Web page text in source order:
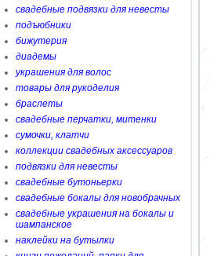
свадебные подвязки для невесты
подъюбники
бижутерия
диадемы
украшения для волос
товары для рукоделия
браслеты
свадебные перчатки, митенки
сумочки, клатчи
коллекции свадебных аксессуаров
подвязки для невесты
свадебные бутоньерки
свадебные бокалы для новобрачных
свадебные украшения на бокалы и
шампанское
наклейки на бутылки